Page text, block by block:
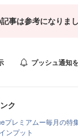
事は参考になりま
プッシュ通知
ク
プレミアムー毎月の特
ンプット